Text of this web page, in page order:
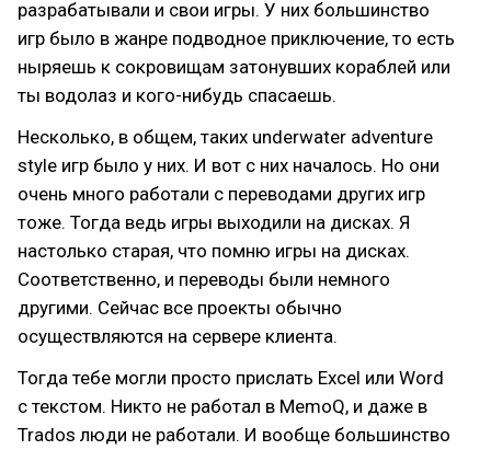
разрабатывали и свои игры. У них большинство
игр было в жанре подводное приключение, то есть
ныряешь к сокровищам затонувших кораблей или
ты водолаз и кого-нибудь спасаешь.
Несколько, в общем, таких underwater adventure
style игр было у них. И вот с них началось. Но они
очень много работали с переводами других игр
тоже. Тогда ведь игры выходили на дисках. Я
настолько старая, что помню игры на дисках.
Соответственно, и переводы были немного
другими. Сейчас все проекты обычно
осуществляются на сервере клиента.
Тогда тебе могли просто прислать Excel или Word
с текстом. Никто не работал в MemoQ, и даже в
Trados люди не работали. И вообще большинство